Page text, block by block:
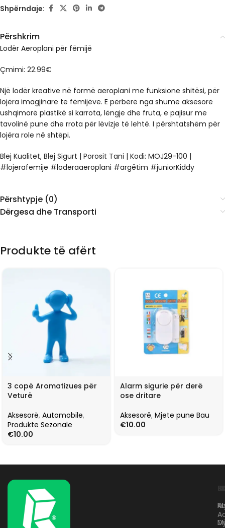
Shpërndaje:
Përshkrim
Lodër Aeroplani për fëmijë
Çmimi: 22.99€
Një lodër kreative në formë aeroplani me funksione shitësi, për
lojëra imagjinare të fëmijëve. E përbërë nga shumë aksesorë
ushqimorë plastikë si karrota, lëngje dhe fruta, e pajisur me
tavolinë pune dhe rrota për lëvizje të lehtë. I përshtatshëm për
lojëra role në shtëpi.
Blej Kualitet, Blej Sigurt | Porosit Tani | Kodi: MOJ29-100 |
#lojerafemije #loderaaeroplani #argëtim #juniorKiddy
Përshtypje (0)
Dërgesa dhe Transporti
Produkte të afërt
3 copë Aromatizues për
Veturë
Aksesorë, Automobile,
Produkte Sezonale
€10.00
Alarm sigurie për derë
ose dritare
Aksesorë, Mjete pune Bau
€10.00